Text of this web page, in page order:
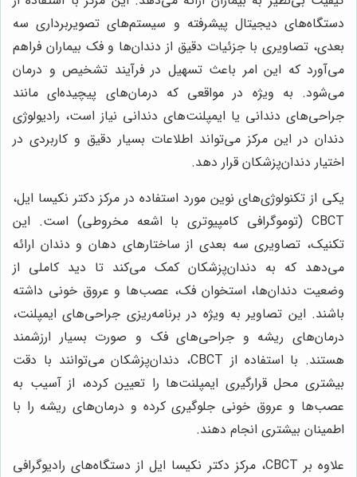
دستگاه‌های دیجیتال پیشرفته و سیستم‌های تصویربرداری سه
بعدی، تصاویری با جزئیات دقیق از دندان‌ها و فک بیماران فراهم
می‌آورد که این امر باعث تسهیل در فرآیند تشخیص و درمان
می‌شود. به ویژه در مواقعی که درمان‌های پیچیده‌ای مانند
جراحی‌های دندانی یا ایمپلنت‌های دندانی نیاز است، رادیولوژی
دندان در این مرکز می‌تواند اطلاعات بسیار دقیق و کاربردی در
اختیار دندان‌پزشکان قرار دهد.
یکی از تکنولوژی‌های نوین مورد استفاده در مرکز دکتر نکیسا ایل،
CBCT (توموگرافی کامپیوتری با اشعه مخروطی) است. این
تکنیک، تصاویری سه بعدی از ساختارهای دهان و دندان ارائه
می‌دهد که به دندان‌پزشکان کمک می‌کند تا دید کاملی از
وضعیت دندان‌ها، استخوان فک، عصب‌ها و عروق خونی داشته
باشند. این تصاویر به ویژه در برنامه‌ریزی جراحی‌های ایمپلنت،
درمان‌های ریشه و جراحی‌های فک و صورت بسیار ارزشمند
هستند. با استفاده از CBCT، دندان‌پزشکان می‌توانند با دقت
بیشتری محل قرارگیری ایمپلنت‌ها را تعیین کرده، از آسیب به
عصب‌ها و عروق خونی جلوگیری کرده و درمان‌های ریشه را با
اطمینان بیشتری انجام دهند.
علاوه بر CBCT، مرکز دکتر نکیسا ایل از دستگاه‌های رادیوگرافی